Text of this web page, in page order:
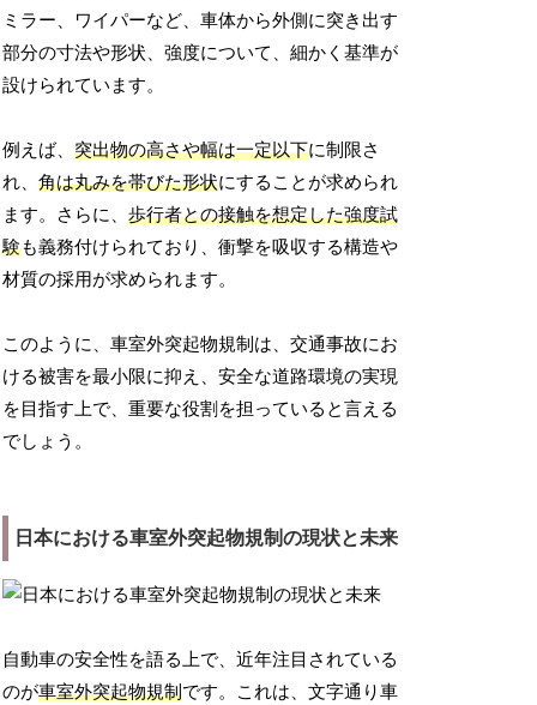
ミラー、ワイパーなど、車体から外側に突き出す
部分の寸法や形状、強度について、細かく基準が
設けられています。
例えば、突出物の高さや幅は一定以下に制限さ
れ、角は丸みを帯びた形状にすることが求められ
ます。さらに、歩行者との接触を想定した強度試
験も義務付けられており、衝撃を吸収する構造や
材質の採用が求められます。
このように、車室外突起物規制は、交通事故にお
ける被害を最小限に抑え、安全な道路環境の実現
を目指す上で、重要な役割を担っていると言える
でしょう。
日本における車室外突起物規制の現状と未来
自動車の安全性を語る上で、近年注目されている
のが車室外突起物規制です。これは、文字通り車